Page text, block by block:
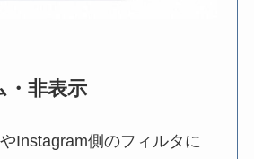
・非表示
Instagram側のフィルタに